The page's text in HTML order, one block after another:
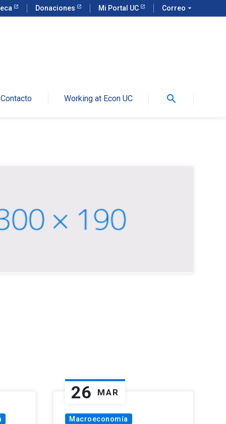
Donaciones Mi Portal UC Correo arrow_drop_down
Contacto Working at Econ UC search
26 MAR
Macroeconomía